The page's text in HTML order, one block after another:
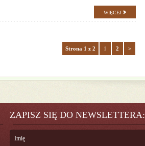
WIĘCEJ
Strona 1 z 2 1 2 >
ZAPISZ SIĘ DO NEWSLETTERA: